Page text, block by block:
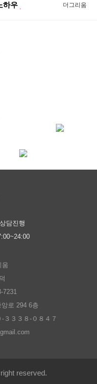
하우 더그리움
담진행
움
7231
로 294 6층
３３３８-０８４７
reserved.